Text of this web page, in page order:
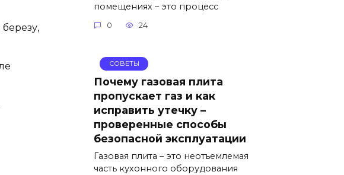
помещениях – это процесс
0 24
СОВЕТЫ
Почему газовая плита
пропускает газ и как
исправить утечку –
проверенные способы
безопасной эксплуатации
Газовая плита – это неотъемлемая
часть кухонного оборудования